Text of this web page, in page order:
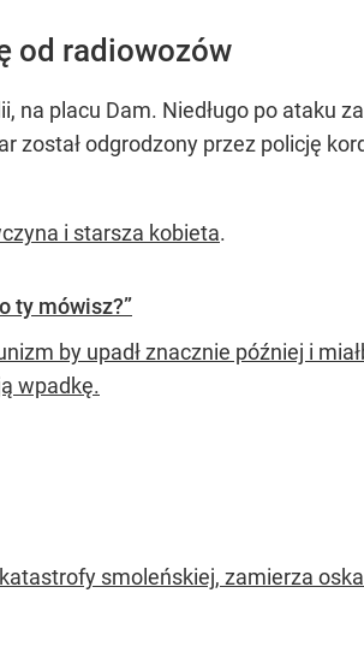
od radiowozów
na placu Dam. Niedługo po ataku
został odgrodzony przez policję
i starsza kobieta.
ty mówisz?”
by upadł znacznie później i
wpadkę.
smoleńskiej, zamierza